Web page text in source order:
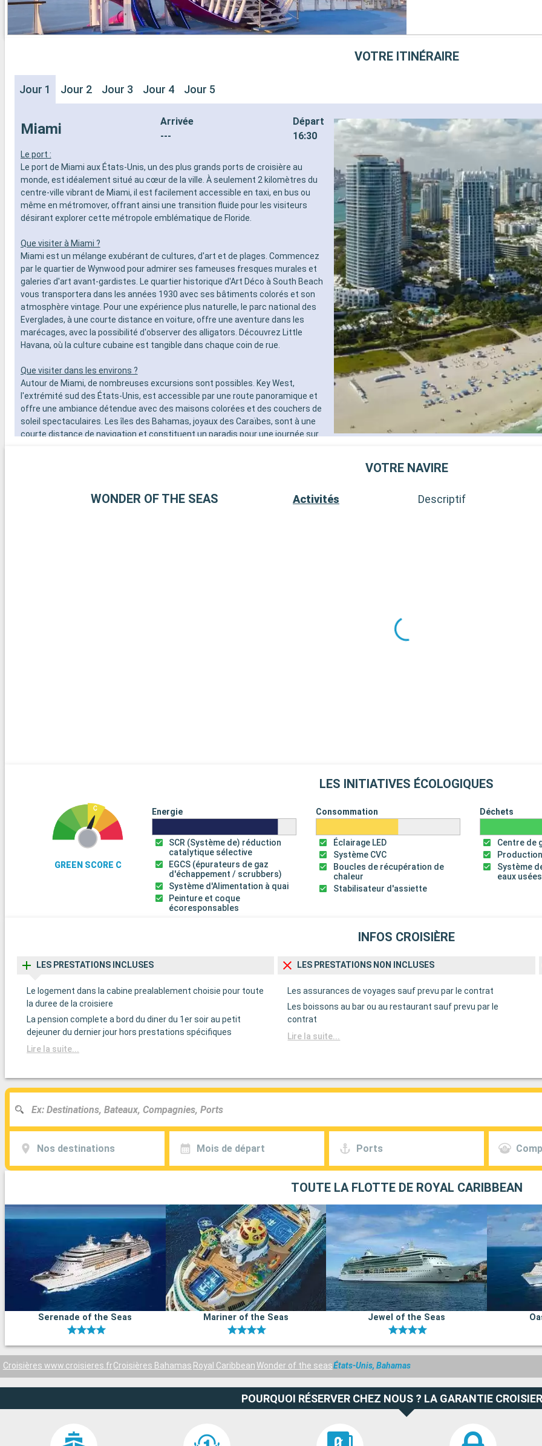
VOTRE ITINÉRAIRE
Jour 1 Jour 2 Jour 3 Jour 4 Jour 5
Miami
Arrivée
---
Départ
16:30
Le port :
Le port de Miami aux États-Unis, un des plus grands ports de croisière au
monde, est idéalement situé au cœur de la ville. À seulement 2 kilomètres du
centre-ville vibrant de Miami, il est facilement accessible en taxi, en bus ou
même en métromover, offrant ainsi une transition fluide pour les visiteurs
désirant explorer cette métropole emblématique de Floride.
Que visiter à Miami ?
Miami est un mélange exubérant de cultures, d'art et de plages. Commencez
par le quartier de Wynwood pour admirer ses fameuses fresques murales et
galeries d'art avant-gardistes. Le quartier historique d'Art Déco à South Beach
vous transportera dans les années 1930 avec ses bâtiments colorés et son
atmosphère vintage. Pour une expérience plus naturelle, le parc national des
Everglades, à une courte distance en voiture, offre une aventure dans les
marécages, avec la possibilité d'observer des alligators. Découvrez Little
Havana, où la culture cubaine est tangible dans chaque coin de rue.
Que visiter dans les environs ?
Autour de Miami, de nombreuses excursions sont possibles. Key West,
l'extrémité sud des États-Unis, est accessible par une route panoramique et
offre une ambiance détendue avec des maisons colorées et des couchers de
soleil spectaculaires. Les îles des Bahamas, joyaux des Caraïbes, sont à une
courte distance de navigation et constituent un paradis pour une journée sur
VOTRE NAVIRE
WONDER OF THE SEAS Activités Descriptif
LES INITIATIVES ÉCOLOGIQUES
GREEN SCORE C
Energie
SCR (Système de) réduction
catalytique sélective
EGCS (épurateurs de gaz
d'échappement / scrubbers)
Système d'Alimentation à quai
Peinture et coque
écoresponsables
Consommation
Éclairage LED
Système CVC
Boucles de récupération de
chaleur
Stabilisateur d'assiette
Déchets
Centre de
Système
eaux usées
INFOS CROISIÈRE
LES PRESTATIONS INCLUSES
Le logement dans la cabine prealablement choisie pour toute
la duree de la croisiere
La pension complete a bord du diner du 1er soir au petit
dejeuner du dernier jour hors prestations spécifiques
Lire la suite...
LES PRESTATIONS NON INCLUSES
Les assurances de voyages sauf prevu par le contrat
Les boissons au bar ou au restaurant sauf prevu par le
contrat
Lire la suite...
Nos destinations Mois de départ Ports
TOUTE LA FLOTTE DE ROYAL CARIBBEAN
Serenade of the Seas Mariner of the Seas Jewel of the Seas
Croisières www.croisieres.frCroisières Bahamas Royal CaribbeanWonder of the seasÉtats-Unis, Bahamas
POURQUOI RÉSERVER CHEZ NOUS ? LA GARANTIE